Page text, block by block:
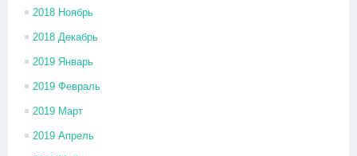
2018 Ноябрь
2018 Декабрь
2019 Январь
2019 Февраль
2019 Март
2019 Апрель